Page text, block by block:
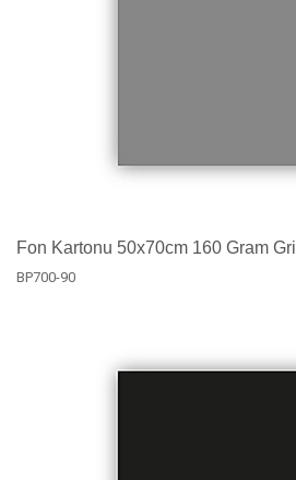
Fon Kartonu 50x70cm 160 Gram Gri
BP700-90